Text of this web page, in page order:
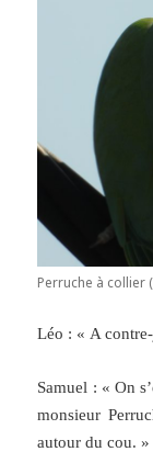
Perruche à collier (
Léo : « A
Samuel : « On
monsieur
autour du cou. »